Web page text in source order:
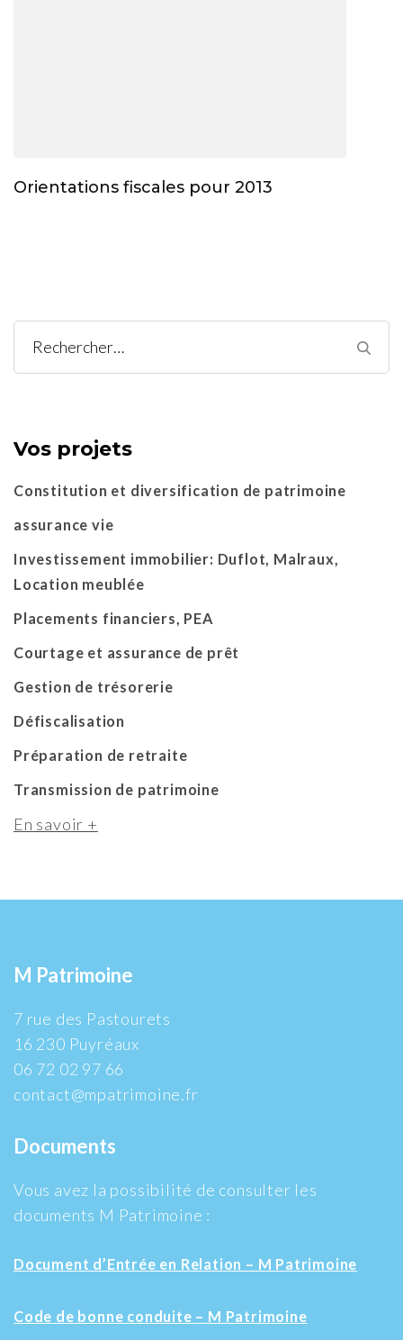
Orientations fiscales pour 2013
Rechercher :
Vos projets
Constitution et diversification de patrimoine
assurance vie
Investissement immobilier: Duflot, Malraux,
Location meublée
Placements financiers, PEA
Courtage et assurance de prêt
Gestion de trésorerie
Défiscalisation
Préparation de retraite
Transmission de patrimoine
En savoir +
M Patrimoine
7 rue des Pastourets
16 230 Puyréaux
06 72 02 97 66
contact@mpatrimoine.fr
Documents
Vous avez la possibilité de consulter les
documents M Patrimoine :
Document d’Entrée en Relation – M Patrimoine
Code de bonne conduite – M Patrimoine